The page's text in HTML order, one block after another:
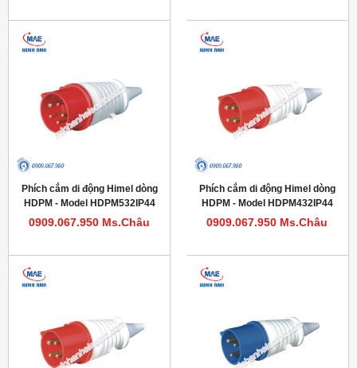
Phích cắm di động Himel dòng
HDPM - Model HDPM532IP44
0909.067.950 Ms.Châu
Phích cắm di động Himel dòng
HDPM - Model HDPM432IP44
0909.067.950 Ms.Châu